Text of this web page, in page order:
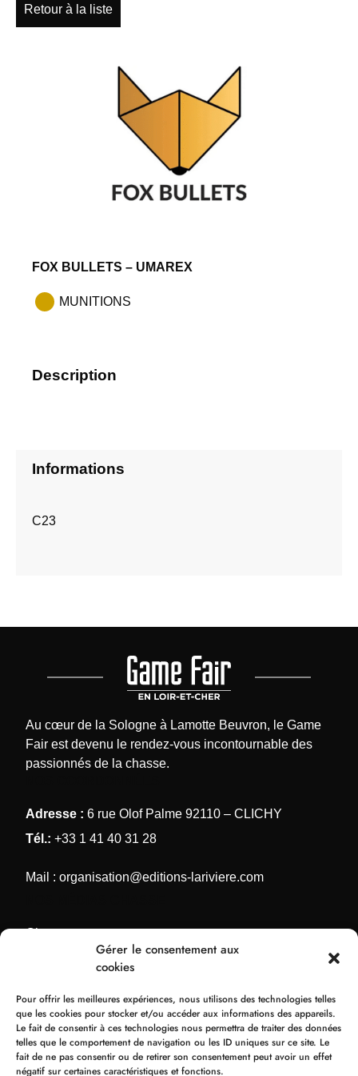
Gérer le consentement aux
cookies
Pour offrir les meilleures expériences, nous utilisons des technologies telles
que les cookies pour stocker et/ou accéder aux informations des appareils.
Le fait de consentir à ces technologies nous permettra de traiter des données
telles que le comportement de navigation ou les ID uniques sur ce site. Le
fait de ne pas consentir ou de retirer son consentement peut avoir un effet
négatif sur certaines caractéristiques et fonctions.
Retour à la liste
FOX BULLETS – UMAREX
MUNITIONS
Description
Informations
C23
Au cœur de la Sologne à Lamotte Beuvron, le Game
Fair est devenu le rendez-vous incontournable des
passionnés de la chasse.
Adresse : 6 rue Olof Palme 92110 – CLICHY
Tél.: +33 1 41 40 31 28
Mail : organisation@editions-lariviere.com
Chassons.com
Connaissance de la chasse
Armes de Chasse
NOS ORGANISATIONS
Bol d’Or